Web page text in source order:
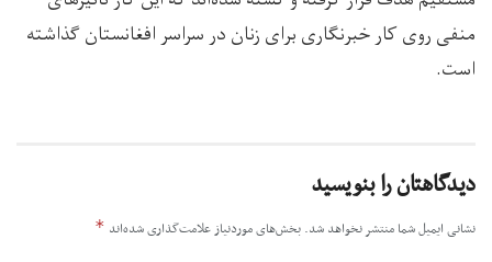
منفی روی کار خبرنگاری برای زنان در سراسر افغانستان گذاشته
است.
دیدگاهتان را بنویسید
نشانی ایمیل شما منتشر نخواهد شد. بخش‌های موردنیاز علامت‌گذاری شده‌اند *